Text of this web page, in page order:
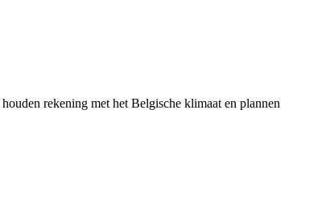
houden rekening met het Belgische klimaat en plannen